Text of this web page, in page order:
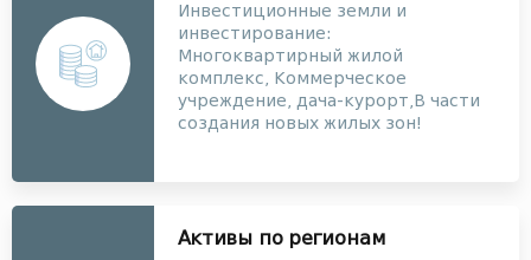
Инвестиционные земли и
инвестирование:
Многоквартирный жилой
комплекс, Коммерческое
учреждение, дача-курорт,В части
создания новых жилых зон!
Активы по регионам